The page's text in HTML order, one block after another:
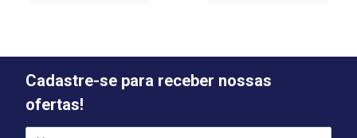
Cadastre-se para receber nossas
ofertas!